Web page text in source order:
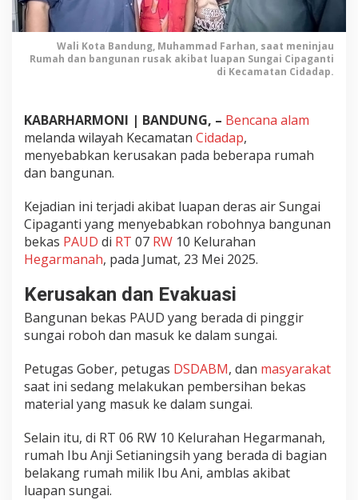
i
d
a
d
R
u
m
d
a
n
B
g
u
n
n
R
s
a
k
A
k
Wali Kota Bandung, Muhammad Farhan, saat meninjau
Rumah dan bangunan rusak akibat luapan Sungai Cipaganti
di Kecamatan Cidadap.
KABARHARMONI | BANDUNG, – Bencana alam
melanda wilayah Kecamatan Cidadap,
menyebabkan kerusakan pada beberapa rumah
dan bangunan.
Kejadian ini terjadi akibat luapan deras air Sungai
Cipaganti yang menyebabkan robohnya bangunan
bekas PAUD di RT 07 RW 10 Kelurahan
Hegarmanah, pada Jumat, 23 Mei 2025.
Kerusakan dan Evakuasi
Bangunan bekas PAUD yang berada di pinggir
sungai roboh dan masuk ke dalam sungai.
Petugas Gober, petugas DSDABM, dan masyarakat
saat ini sedang melakukan pembersihan bekas
material yang masuk ke dalam sungai.
Selain itu, di RT 06 RW 10 Kelurahan Hegarmanah,
rumah Ibu Anji Setianingsih yang berada di bagian
belakang rumah milik Ibu Ani, amblas akibat
luapan sungai.